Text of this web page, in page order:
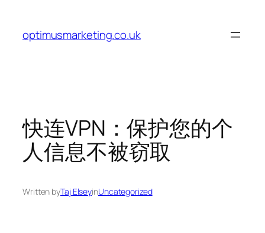
content
optimusmarketing.co.uk
快连VPN：保护您的个
人信息不被窃取
Written byTaj ElseyinUncategorized